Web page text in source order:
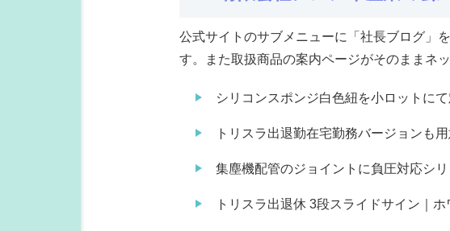
公式サイトのサブメニューに「社長ブログ」
す。また取扱商品の案内ページがそのままネ
シリコンスポンジ白色紐を小ロットに
トリスラ出退勤在宅勤務バージョンも
集塵機配管のジョイントに負圧対応シ
トリスラ出退休 3段スライドサイン｜